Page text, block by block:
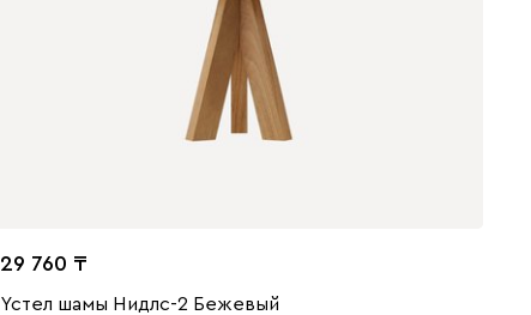
29 760
Үстел шамы Нидлс-2 Бежевый